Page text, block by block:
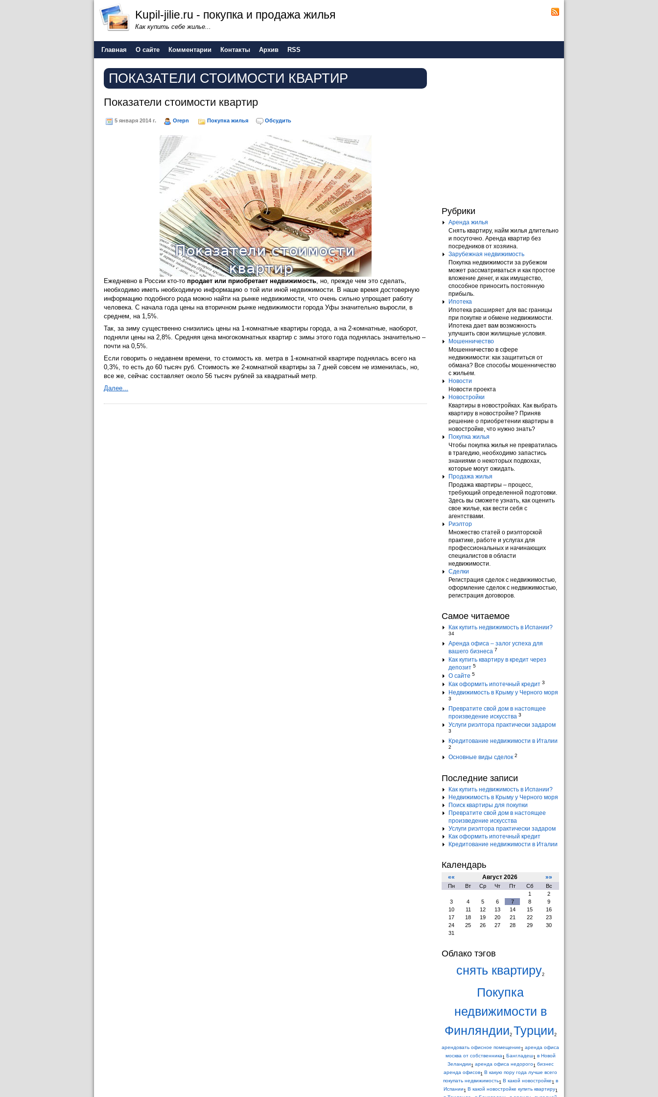
Kupil-jilie.ru - покупка и продажа жилья
Как купить себе жилье...
Главная О сайте Комментарии Контакты Архив RSS
ПОКАЗАТЕЛИ СТОИМОСТИ КВАРТИР
Показатели стоимости квартир
5 января 2014 г. Orepn Покупка жилья Обсудить
Ежедневно в России кто-то продает или приобретает недвижимость, но, прежде чем это сделать,
необходимо иметь необходимую информацию о той или иной недвижимости. В наше время достоверную
информацию подобного рода можно найти на рынке недвижимости, что очень сильно упрощает работу
человека. С начала года цены на вторичном рынке недвижимости города Уфы значительно выросли, в
среднем, на 1,5%.
Так, за зиму существенно снизились цены на 1-комнатные квартиры города, а на 2-комнатные, наоборот,
подняли цены на 2,8%. Средняя цена многокомнатных квартир с зимы этого года поднялась значительно –
почти на 0,5%.
Если говорить о недавнем времени, то стоимость кв. метра в 1-комнатной квартире поднялась всего на
0,3%, то есть до 60 тысяч руб. Стоимость же 2-комнатной квартиры за 7 дней совсем не изменилась, но,
все же, сейчас составляет около 56 тысяч рублей за квадратный метр.
Далее...
Рубрики
Аренда жилья
Снять квартиру, найм жилья длительно
и посуточно. Аренда квартир без
посредников от хозяина.
Зарубежная недвижимость
Покупка недвижимости за рубежом
может рассматриваться и как простое
вложение денег, и как имущество,
способное приносить постоянную
прибыль.
Ипотека
Ипотека расширяет для вас границы
при покупке и обмене недвижимости.
Ипотека дает вам возможность
улучшить свои жилищные условия.
Мошенничество
Мошенничество в сфере
недвижимости: как защититься от
обмана? Все способы мошенничество
с жильем.
Новости
Новости проекта
Новостройки
Квартиры в новостройках. Как выбрать
квартиру в новостройке? Приняв
решение о приобретении квартиры в
новостройке, что нужно знать?
Покупка жилья
Чтобы покупка жилья не превратилась
в трагедию, необходимо запастись
знаниями о некоторых подвохах,
которые могут ожидать.
Продажа жилья
Продажа квартиры – процесс,
требующий определенной подготовки.
Здесь вы сможете узнать, как оценить
свое жилье, как вести себя с
агентствами.
Риэлтор
Множество статей о риэлторской
практике, работе и услугах для
профессиональных и начинающих
специалистов в области
недвижимости.
Сделки
Регистрация сделок с недвижимостью,
оформление сделок с недвижимостью,
регистрация договоров.
Самое читаемое
Как купить недвижимость в Испании?
34
Аренда офиса – залог успеха для
вашего бизнеса 7
Как купить квартиру в кредит через
депозит 5
О сайте 5
Как оформить ипотечный кредит 3
Недвижимость в Крыму у Черного моря
3
Превратите свой дом в настоящее
произведение искусства 3
Услуги риэлтора практически задаром
3
Кредитование недвижимости в Италии
2
Основные виды сделок 2
Последние записи
Как купить недвижимость в Испании?
Недвижимость в Крыму у Черного моря
Поиск квартиры для покупки
Превратите свой дом в настоящее
произведение искусства
Услуги риэлтора практически задаром
Как оформить ипотечный кредит
Кредитование недвижимости в Италии
Календарь
«« Август 2026 »»
Пн Вт Ср Чт Пт Сб
Вс
1
2
3
4 5 6 7 8
9
10
11 12 13 14 15
16
17
18 19 20 21 22
23
24
25 26 27 28 29
30
31
Облако тэгов
снять квартиру2
Покупка
недвижимости в
Финляндии2 Турции2
арендовать офисное помещение1 аренда офиса
москва от собственника1 Бангладеш1 в Новой
Зеландии1 аренда офиса недорого1 бизнес
аренда офисов1 В какую пору года лучше всего
покупать недвижимость1 В какой новостройке1 в
Испании1 В какой новостройке купить квартиру1